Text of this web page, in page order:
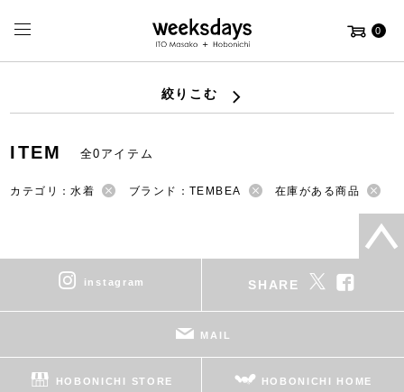
0
絞りこむ
ITEM 全0アイテム
カテゴリ：水着 ブランド：TEMBEA 在庫がある商品
instagram SHARE
MAIL
HOBONICHI STORE HOBONICHI HOME